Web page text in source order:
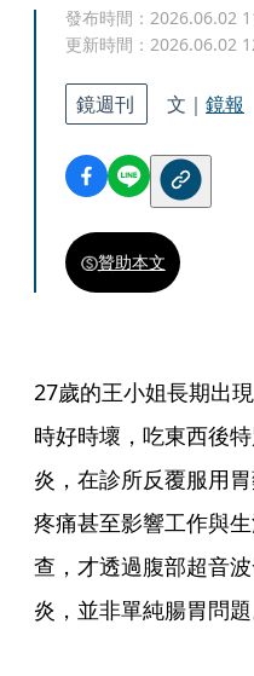
發布時間： 2026.06.02
更新時間： 2026.06.02
鏡週刊 文｜ 鏡報
贊助本文
27歲的王小姐長期出
時好時壞，吃東西後
炎，在診所反覆服用
疼痛甚至影響工作與
查，才透過腹部超音
炎，並非單純腸胃問題